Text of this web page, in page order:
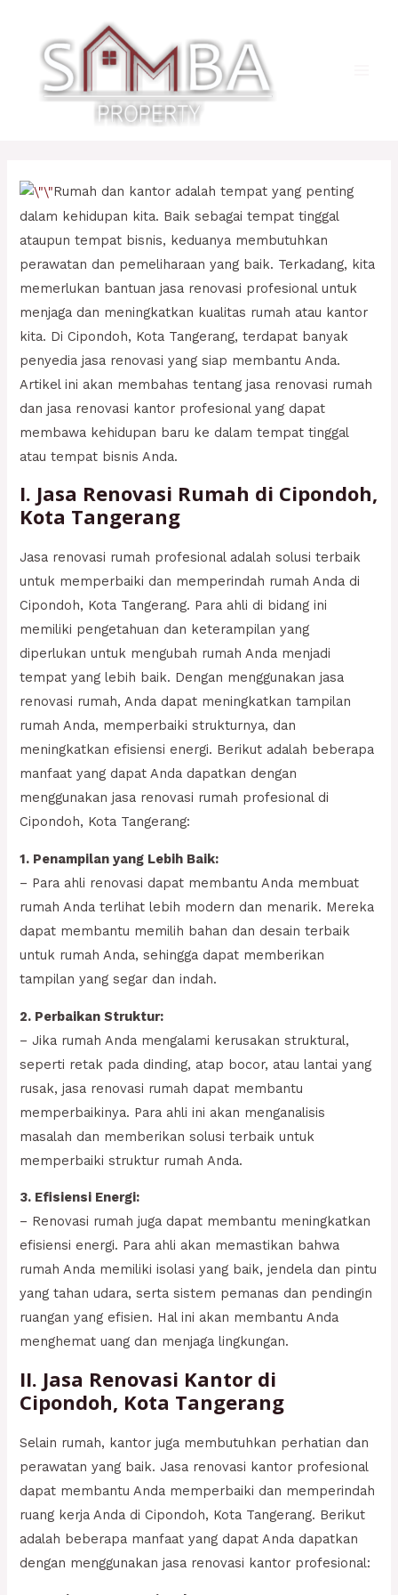
konten
Rumah dan kantor adalah tempat yang penting
dalam kehidupan kita. Baik sebagai tempat tinggal
ataupun tempat bisnis, keduanya membutuhkan
perawatan dan pemeliharaan yang baik. Terkadang, kita
memerlukan bantuan jasa renovasi profesional untuk
menjaga dan meningkatkan kualitas rumah atau kantor
kita. Di Cipondoh, Kota Tangerang, terdapat banyak
penyedia jasa renovasi yang siap membantu Anda.
Artikel ini akan membahas tentang jasa renovasi rumah
dan jasa renovasi kantor profesional yang dapat
membawa kehidupan baru ke dalam tempat tinggal
atau tempat bisnis Anda.
I. Jasa Renovasi Rumah di Cipondoh,
Kota Tangerang
Jasa renovasi rumah profesional adalah solusi terbaik
untuk memperbaiki dan memperindah rumah Anda di
Cipondoh, Kota Tangerang. Para ahli di bidang ini
memiliki pengetahuan dan keterampilan yang
diperlukan untuk mengubah rumah Anda menjadi
tempat yang lebih baik. Dengan menggunakan jasa
renovasi rumah, Anda dapat meningkatkan tampilan
rumah Anda, memperbaiki strukturnya, dan
meningkatkan efisiensi energi. Berikut adalah beberapa
manfaat yang dapat Anda dapatkan dengan
menggunakan jasa renovasi rumah profesional di
Cipondoh, Kota Tangerang:
1. Penampilan yang Lebih Baik:
– Para ahli renovasi dapat membantu Anda membuat
rumah Anda terlihat lebih modern dan menarik. Mereka
dapat membantu memilih bahan dan desain terbaik
untuk rumah Anda, sehingga dapat memberikan
tampilan yang segar dan indah.
2. Perbaikan Struktur:
– Jika rumah Anda mengalami kerusakan struktural,
seperti retak pada dinding, atap bocor, atau lantai yang
rusak, jasa renovasi rumah dapat membantu
memperbaikinya. Para ahli ini akan menganalisis
masalah dan memberikan solusi terbaik untuk
memperbaiki struktur rumah Anda.
3. Efisiensi Energi:
– Renovasi rumah juga dapat membantu meningkatkan
efisiensi energi. Para ahli akan memastikan bahwa
rumah Anda memiliki isolasi yang baik, jendela dan pintu
yang tahan udara, serta sistem pemanas dan pendingin
ruangan yang efisien. Hal ini akan membantu Anda
menghemat uang dan menjaga lingkungan.
II. Jasa Renovasi Kantor di
Cipondoh, Kota Tangerang
Selain rumah, kantor juga membutuhkan perhatian dan
perawatan yang baik. Jasa renovasi kantor profesional
dapat membantu Anda memperbaiki dan memperindah
ruang kerja Anda di Cipondoh, Kota Tangerang. Berikut
adalah beberapa manfaat yang dapat Anda dapatkan
dengan menggunakan jasa renovasi kantor profesional: